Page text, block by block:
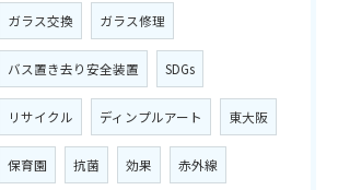
ガラス交換 ガラス修理
バス置き去り安全装置 SDGs
リサイクル ディンプルアート 東大阪
保育園 抗菌 効果 赤外線